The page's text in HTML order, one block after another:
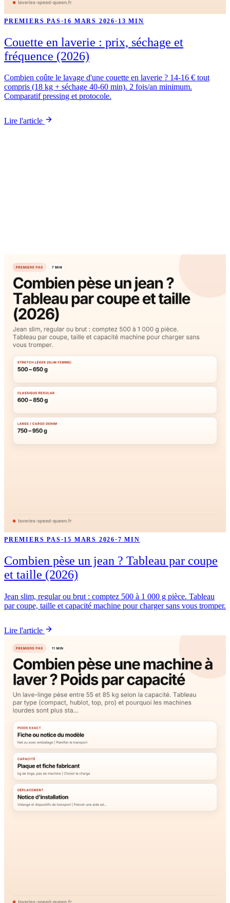
PREMIERS PAS · 16 MARS 2026 · 13 MIN
Couette en laverie : prix, séchage et
fréquence (2026)
Combien coûte le lavage d'une couette en laverie ? 14-16 € tout
compris (18 kg + séchage 40-60 min). 2 fois/an minimum.
Comparatif pressing et protocole.
Lire l'article
PREMIERS PAS · 15 MARS 2026 · 7 MIN
Combien pèse un jean ? Tableau par coupe
et taille (2026)
Jean slim, regular ou brut : comptez 500 à 1 000 g pièce. Tableau
par coupe, taille et capacité machine pour charger sans vous tromper.
Lire l'article